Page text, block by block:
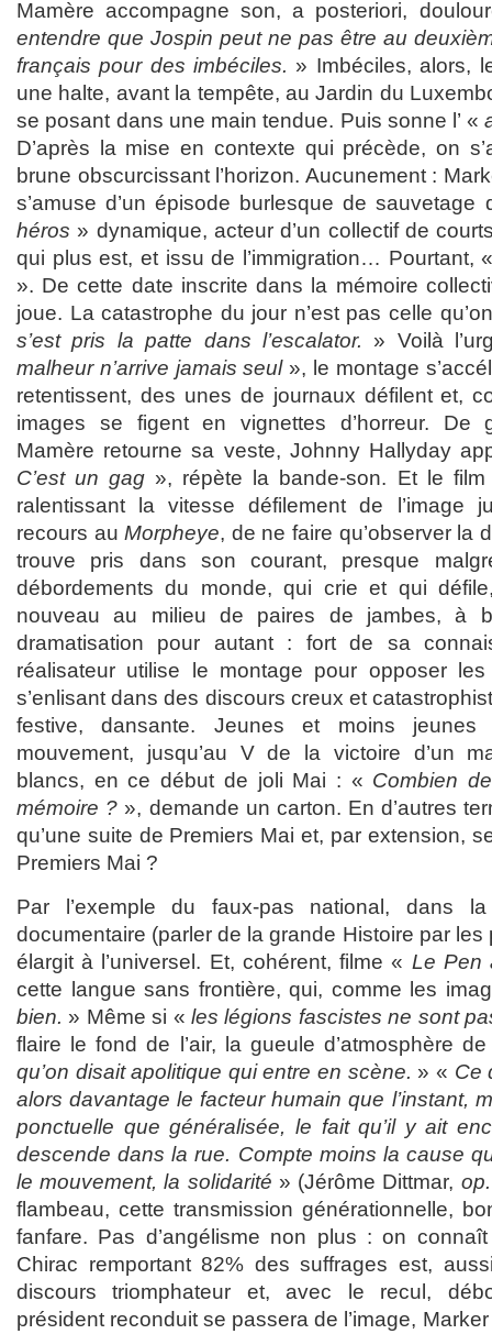
Mamère accompagne son, a posteriori,
entendre que Jospin peut ne pas être au
français pour des imbéciles. » Imbéciles, alors,
une halte, avant la tempête, au Jardin du
se posant dans une main tendue. Puis sonne l’ «
D’après la mise en contexte qui précède, on
brune obscurcissant l’horizon. Aucunement :
s’amuse d’un épisode burlesque de
héros » dynamique, acteur d’un collectif de
qui plus est, et issu de l’immigration… Pourtant,
». De cette date inscrite dans la mémoire
joue. La catastrophe du jour n’est pas celle
s’est pris la patte dans l’escalator. » Voilà
malheur n’arrive jamais seul», le montage
retentissent, des unes de journaux défilent et,
images se figent en vignettes d’horreur. De
Mamère retourne sa veste, Johnny Hallyday
C’est un gag », répète la bande-son. Et le
ralentissant la vitesse défilement de l’image
recours auMorpheye, de ne faire qu’observer la
trouve pris dans son courant, presque
débordements du monde, qui crie et qui
nouveau au milieu de paires de jambes, à
dramatisation pour autant : fort de sa
réalisateur utilise le montage pour opposer
s’enlisant dans des discours creux et
festive, dansante. Jeunes et moins
mouvement, jusqu’au V de la victoire d’un
blancs, en ce début de joli Mai : « Combien
mémoire ? », demande un carton. En d’autres
qu’une suite de Premiers Mai et, par extension,
Premiers Mai ?
Par l’exemple du faux-pas national, dans
documentaire (parler de la grande Histoire par les
élargit à l’universel. Et, cohérent, filme « Le Pen
cette langue sans frontière, qui, comme les
bien. » Même si «les légions fascistes ne sont
flaire le fond de l’air, la gueule d’atmosphère
qu’on disait apolitique qui entre en scène. » « Ce
alors davantage le facteur humain que l’instant,
ponctuelle que généralisée, le fait qu’il y ait
descende dans la rue. Compte moins la cause
le mouvement, la solidarité » (Jérôme Dittmar,
flambeau, cette transmission générationnelle,
fanfare. Pas d’angélisme non plus : on
Chirac remportant 82% des suffrages est,
discours triomphateur et, avec le recul,
président reconduit se passera de l’image,